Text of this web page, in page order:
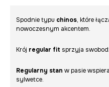
Spodnie typu chinos, które
nowoczesnym akcentem.
Krój regular fit sprzyja
Regularny stan w pasie
sylwetce.